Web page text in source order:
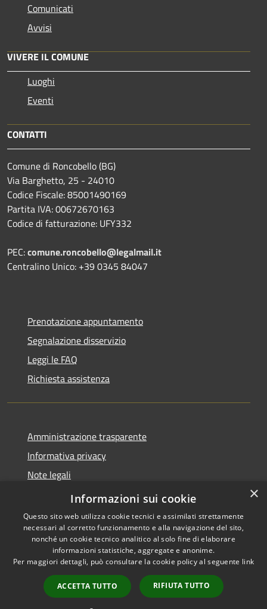
Comunicati
Avvisi
VIVERE IL COMUNE
Luoghi
Eventi
CONTATTI
Comune di Roncobello (BG)
Via Barghetto, 25 - 24010
Codice Fiscale: 85001490169
Partita IVA: 00672670163
Codice di fatturazione: UFY332
PEC:comune.roncobello@legalmail.it
Centralino Unico: +39 0345 84047
Prenotazione appuntamento
Segnalazione disservizio
Leggi le FAQ
Richiesta assistenza
Amministrazione trasparente
Informativa privacy
Note legali
Dichiarazione di accessibilità
Accessibilità
Copyright © 2026 • Comune di
Roncobello • Powered by
Municipium•
Accesso
redazione
×
Informazioni sui cookie
Questo sito web utilizza cookie tecnici e assimilati strettamente
necessari al corretto funzionamento e alla navigazione del sito,
nonché un cookie tecnico analitico al solo fine di elaborare
informazioni statistiche, aggregate e anonime.
Per maggiori dettagli, può consultare la cookie policy al seguente link
ACCETTA TUTTO RIFIUTA TUTTO